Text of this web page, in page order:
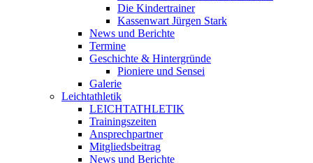
Die Kindertrainer
Kassenwart Jürgen Stark
News und Berichte
Termine
Geschichte & Hintergründe
Pioniere und Sensei
Galerie
Leichtathletik
LEICHTATHLETIK
Trainingszeiten
Ansprechpartner
Mitgliedsbeitrag
News und Berichte